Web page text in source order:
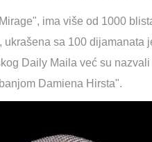
ima više od 1000
ukrašena sa 100 dijamanata
Daily Maila već su
Damiena Hirsta".